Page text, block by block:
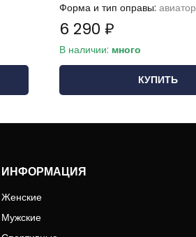
Форма и тип оправы: авиатор
6 290 ₽
В наличии: много
КУПИТЬ
ИНФОРМАЦИЯ
Женские
Мужские